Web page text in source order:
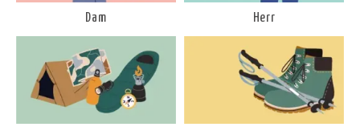
Dam Herr